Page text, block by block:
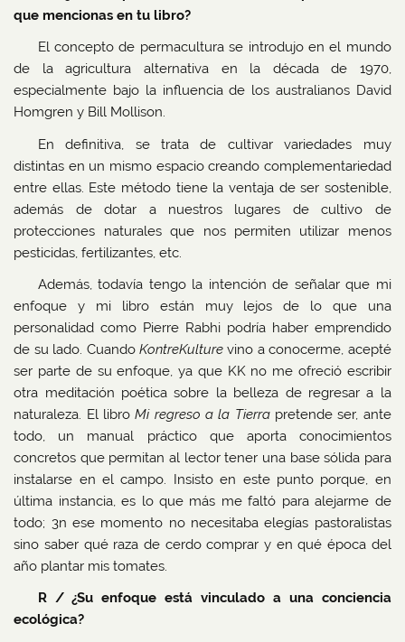
que mencionas en tu libro?
El concepto de permacultura se introdujo en el mundo
de la agricultura alternativa en la década de 1970,
especialmente bajo la influencia de los australianos David
Homgren y Bill Mollison.
En definitiva, se trata de cultivar variedades muy
distintas en un mismo espacio creando complementariedad
entre ellas. Este método tiene la ventaja de ser sostenible,
además de dotar a nuestros lugares de cultivo de
protecciones naturales que nos permiten utilizar menos
pesticidas, fertilizantes, etc.
Además, todavía tengo la intención de señalar que mi
enfoque y mi libro están muy lejos de lo que una
personalidad como Pierre Rabhi podría haber emprendido
de su lado. Cuando KontreKulturevino a conocerme, acepté
ser parte de su enfoque, ya que KK no me ofreció escribir
otra meditación poética sobre la belleza de regresar a la
naturaleza. El libroMi regreso a la Tierrapretende ser, ante
todo, un manual práctico que aporta conocimientos
concretos que permitan al lector tener una base sólida para
instalarse en el campo. Insisto en este punto porque, en
última instancia, es lo que más me faltó para alejarme de
todo; 3n ese momento no necesitaba elegías pastoralistas
sino saber qué raza de cerdo comprar y en qué época del
año plantar mis tomates.
R / ¿Su enfoque está vinculado a una conciencia
ecológica?